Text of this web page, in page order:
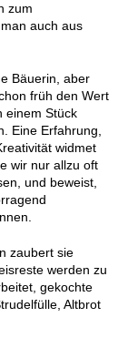
zum
auch aus
Bäuerin, aber
früh den Wert
einem Stück
Eine Erfahrung,
widmet
wir nur allzu oft
und beweist,
zaubert sie
werden zu
gekochte
Altbrot